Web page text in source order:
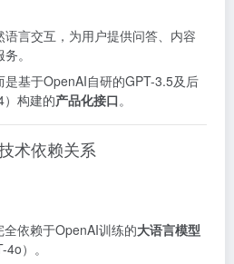
语言交互，为用户提供问答、内容
。
是基于OpenAI自研的GPT-3.5及后
构建的产品化接口 。
术依赖关系
全依赖于OpenAI训练的大语言模型
）。